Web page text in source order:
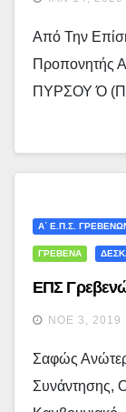
Από Την
Προπονητής
ΠΥΡΣΟΥ Ό
Α΄ Ε.Π.Σ.
ΓΡΕΒΕΝΑ
ΕΠΣ
ΝΟΈ 3, 2019
Σαφώς
Συνάντησης,